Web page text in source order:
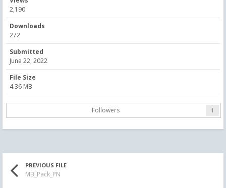
2,190
Downloads
272
Submitted
June 22, 2022
File Size
4.36 MB
Followers 1
PREVIOUS FILE
MB_Pack_PN